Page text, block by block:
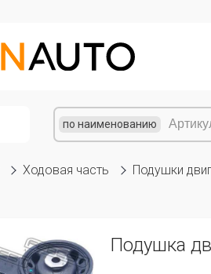
по наименованию
Ходовая часть Подушки
Подушка